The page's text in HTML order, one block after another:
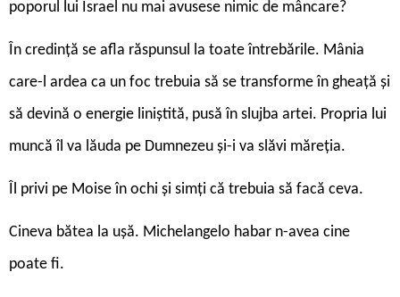
poporul lui Israel nu mai avusese nimic de mâncare?
În credință se afla răspunsul la toate întrebările. Mânia
care-l ardea ca un foc trebuia să se transforme în gheață și
să devină o energie liniștită, pusă în slujba artei. Propria lui
muncă îl va lăuda pe Dumnezeu și-i va slăvi măreția.
Îl privi pe Moise în ochi și simți că trebuia să facă ceva.
Cineva bătea la ușă. Michelangelo habar n-avea cine
poate fi.